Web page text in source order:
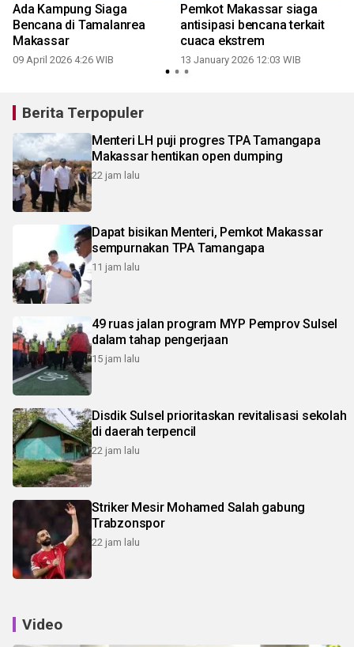
Ada Kampung Siaga
Bencana di Tamalanrea
Makassar
09 April 2026 4:26 WIB
Pemkot Makassar siaga
antisipasi bencana terkait
cuaca ekstrem
13 January 2026 12:03 WIB
Berita Terpopuler
Menteri LH puji progres TPA Tamangapa
Makassar hentikan open dumping
22 jam lalu
Dapat bisikan Menteri, Pemkot Makassar
sempurnakan TPA Tamangapa
11 jam lalu
49 ruas jalan program MYP Pemprov Sulsel
dalam tahap pengerjaan
15 jam lalu
Disdik Sulsel prioritaskan revitalisasi sekolah
di daerah terpencil
22 jam lalu
Striker Mesir Mohamed Salah gabung
Trabzonspor
22 jam lalu
Video